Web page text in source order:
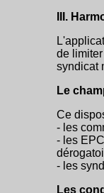
III.
de
syndicat
Le
Ce
- les
- les
- les
Les